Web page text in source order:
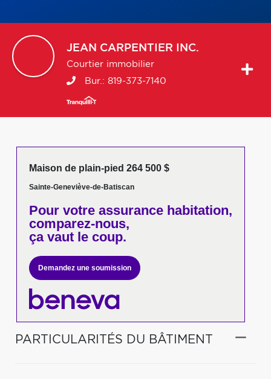
JEAN CARPENTIER INC.
Courtier immobilier
Bur.: 819-373-7140
Maison de plain-pied 264 500 $
Sainte-Geneviève-de-Batiscan
Pour votreassurance habitation,
comparez-nous,
ça vaut le coup.
Demandez une soumission
PARTICULARITÉS DU BÂTIMENT